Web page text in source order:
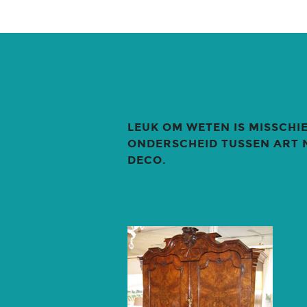
LEUK OM WETEN IS
ONDERSCHEID TUSSEN ART
DECO.